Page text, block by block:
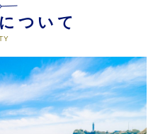
ついて